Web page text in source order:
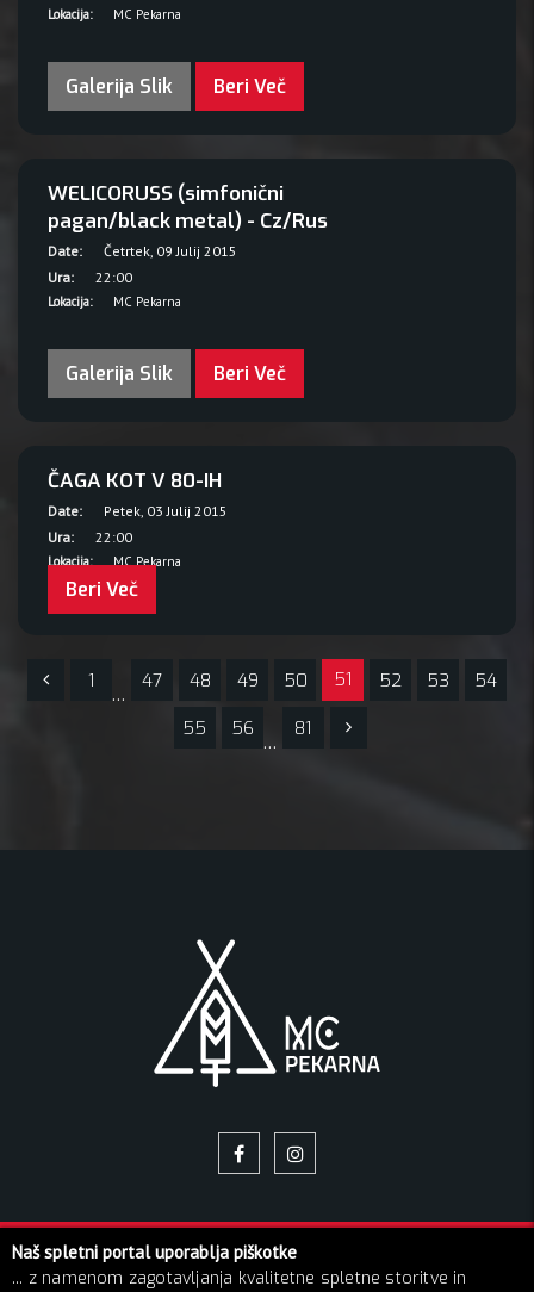
Lokacija: MC Pekarna
Galerija Slik Beri Več
WELICORUSS (simfonični
pagan/black metal) - Cz/Rus
Date:
Četrtek, 09 Julij 2015
Ura:
22:00
Lokacija: MC Pekarna
Galerija Slik Beri Več
ČAGA KOT V 80-IH
Date:
Petek, 03 Julij 2015
Ura:
22:00
Lokacija: MC Pekarna
Beri Več
1
…
47 48 49 50 51 52 53
54
55
56
…
81
© 2026 Pekarna | Vse pravice pridržane!
Naš spletni portal uporablja piškotke
... z namenom zagotavljanja kvalitetne spletne storitve in